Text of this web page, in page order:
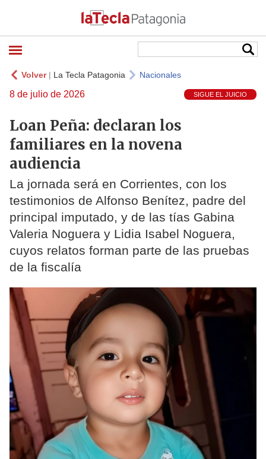
Volver| La Tecla Patagonia Nacionales
8 de julio de 2026 SIGUE EL JUICIO
Loan Peña: declaran los
familiares en la novena
audiencia
La jornada será en Corrientes, con los
testimonios de Alfonso Benítez, padre del
principal imputado, y de las tías Gabina
Valeria Noguera y Lidia Isabel Noguera,
cuyos relatos forman parte de las pruebas
de la fiscalía